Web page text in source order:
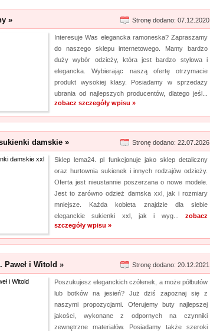
» Stronę dodano: 07.12.2020
Interesuje Was elegancka ramoneska? Zapraszamy
do naszego sklepu internetowego. Mamy bardzo
duży wybór odzieży, która jest bardzo stylowa i
elegancka. Wybierając naszą ofertę otrzymacie
produkt wysokiej klasy. Posiadamy w sprzedaży
ubrania od najlepszych producentów, dlatego jeśl...
zobacz szczegóły wpisu »
damskie » Stronę dodano: 22.07.2026
Sklep lema24. pl funkcjonuje jako sklep detaliczny
oraz hurtownia sukienek i innych rodzajów odzieży.
Oferta jest nieustannie poszerzana o nowe modele.
Jest to zarówno odzież damska xxl, jak i rozmiary
mniejsze. Każda kobieta znajdzie dla siebie
eleganckie sukienki xxl, jak i wyg... zobacz
szczegóły wpisu »
Paweł i Witold » Stronę dodano: 20.12.2021
Poszukujesz eleganckich czółenek, a może półbutów
lub botków na jesień? Już dziś zapoznaj się z
naszymi propozycjami. Oferujemy buty najlepszej
jakości, wykonane z odpornych na czynniki
zewnętrzne materiałów. Posiadamy także szeroki